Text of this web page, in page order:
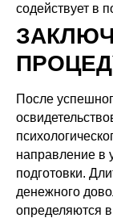
содействует в
После
направление в
подготовки.
денежного
определяются